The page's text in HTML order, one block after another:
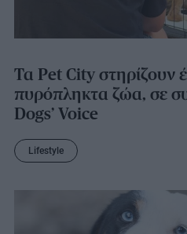
Τα Pet City στηρίζουν
πυρόπληκτα ζώα, σε
Dogs’ Voice
Lifestyle